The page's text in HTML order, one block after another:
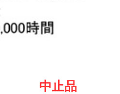
中止品